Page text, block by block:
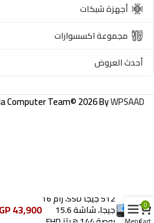
أجهزة شبكات
مجموعة اكسسوارات
أحدث العروض
Computer Team© 2026 ByWPSAAD
512 جيجا SSD، رام 16
جيجا، شاشة 15.6 43,900 0